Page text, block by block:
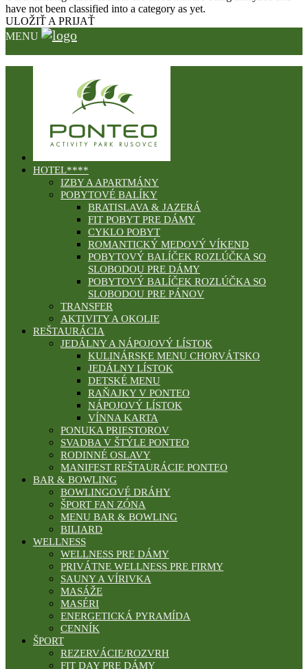
have not been classified into a category as yet.
ULOŽIŤ A PRIJAŤ
MENU
HOTEL****
IZBY A APARTMÁNY
POBYTOVÉ BALÍKY
BRATISLAVA & JAZERÁ
FIT POBYT PRE DÁMY
CYKLO POBYT
ROMANTICKÝ MEDOVÝ VÍKEND
POBYTOVÝ BALÍČEK ROZLÚČKA SO
SLOBODOU PRE DÁMY
POBYTOVÝ BALÍČEK ROZLÚČKA SO
SLOBODOU PRE PÁNOV
TRANSFER
AKTIVITY A OKOLIE
REŠTAURÁCIA
JEDÁLNY A NÁPOJOVÝ LÍSTOK
KULINÁRSKE MENU CHORVÁTSKO
JEDÁLNY LÍSTOK
DETSKÉ MENU
RAŇAJKY V PONTEO
NÁPOJOVÝ LÍSTOK
VÍNNA KARTA
PONUKA PRIESTOROV
SVADBA V ŠTÝLE PONTEO
RODINNÉ OSLAVY
MANIFEST REŠTAURÁCIE PONTEO
BAR & BOWLING
BOWLINGOVÉ DRÁHY
ŠPORT FAN ZÓNA
MENU BAR & BOWLING
BILIARD
WELLNESS
WELLNESS PRE DÁMY
PRIVÁTNE WELLNESS PRE FIRMY
SAUNY A VÍRIVKA
MASÁŽE
MASÉRI
ENERGETICKÁ PYRAMÍDA
CENNÍK
ŠPORT
REZERVÁCIE/ROZVRH
FIT DAY PRE DÁMY